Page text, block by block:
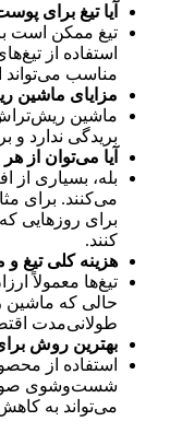
آیا تیغ برای
تیغ ممکن است
استفاده از
مناسب
مزایای ماشین
ماشین
بریدگی ندارد و
آیا می‌توان از
بله، بسیاری از
می‌کنند. برای
برای روزهایی
کنند.
هزینه کلی تیغ
تیغ‌ها معمولاً
حالی که ماشین
طولانی‌مدت
بهترین روش
استفاده از
شست‌وشوی
می‌تواند به